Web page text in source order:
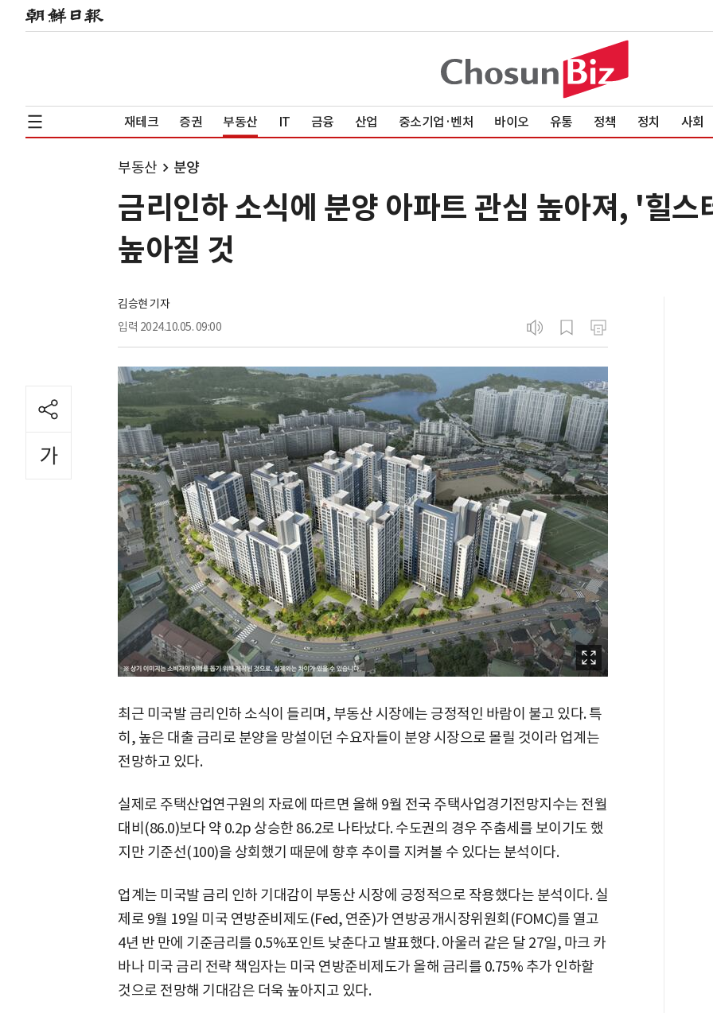
재테크 증권 부동산 IT 금융 산업 중소기업·벤처 바이오 유통 정책 정치 사회
부동산 분양
금리인하 소식에 분양 아파트 관심 높아져, '힐스
높아질 것
김승현 기자
입력 2024.10.05. 09:00
최근 미국발 금리인하 소식이 들리며, 부동산 시장에는 긍정적인 바람이 불고 있다. 특
히, 높은 대출 금리로 분양을 망설이던 수요자들이 분양 시장으로 몰릴 것이라 업계는
전망하고 있다.
실제로 주택산업연구원의 자료에 따르면 올해 9월 전국 주택사업경기전망지수는 전월
대비(86.0)보다 약 0.2p 상승한 86.2로 나타났다. 수도권의 경우 주춤세를 보이기도 했
지만 기준선(100)을 상회했기 때문에 향후 추이를 지켜볼 수 있다는 분석이다.
업계는 미국발 금리 인하 기대감이 부동산 시장에 긍정적으로 작용했다는 분석이다. 실
제로 9월 19일 미국 연방준비제도(Fed, 연준)가 연방공개시장위원회(FOMC)를 열고
4년 반 만에 기준금리를 0.5%포인트 낮춘다고 발표했다. 아울러 같은 달 27일, 마크 카
바나 미국 금리 전략 책임자는 미국 연방준비제도가 올해 금리를 0.75% 추가 인하할
것으로 전망해 기대감은 더욱 높아지고 있다.